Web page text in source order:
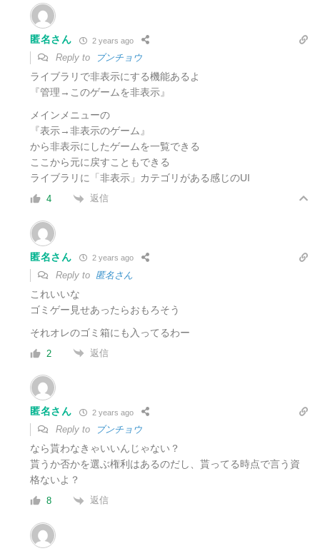
匿名さん 2 years ago
Reply to ブンチョウ
ライブラリで非表示にする機能あるよ
『管理→このゲームを非表示 』
メインメニューの
『表示→非表示のゲーム 』
から非表示にしたゲームを一覧できる
ここから元に戻すこともできる
ライブラリに「非表示」カテゴリがある感じのUI
4 返信
匿名さん 2 years ago
Reply to 匿名さん
これいいな
ゴミゲー見せあったらおもろそう
それオレのゴミ箱にも入ってるわー
2 返信
匿名さん 2 years ago
Reply to ブンチョウ
なら貰わなきゃいいんじゃない？
貰うか否かを選ぶ権利はあるのだし、貰ってる時点で言う資
格ないよ？
8 返信